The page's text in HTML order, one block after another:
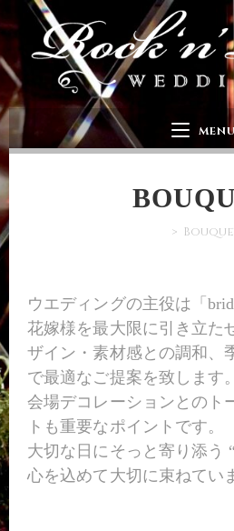
MENU
>
ウエディングの主役は「
花嫁様を最大限に引き立た
ザイン・素材感との調和、
で最適なご提案を致します。
会場デコレーションとのト
トも重要なポイントです。
大切な日にそっと寄り添う
心を込めて大切に束ねてい